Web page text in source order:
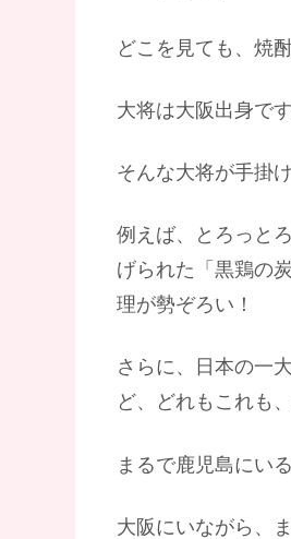
どこを見ても、焼
大将は大阪出身で
そんな大将が手掛
例えば、とろっと
げられた「黒鶏の
理が勢ぞろい！
さらに、日本の一
ど、どれもこれも
まるで鹿児島にい
大阪にいながら、